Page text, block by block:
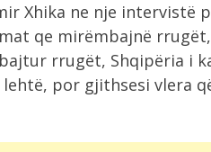
Xhika ne nje intervistë
qe mirëmbajnë
rrugët, Shqipëria i
por gjithsesi vlera
në fund të
uraganët,